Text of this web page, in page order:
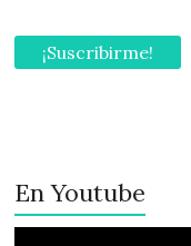
En Youtube